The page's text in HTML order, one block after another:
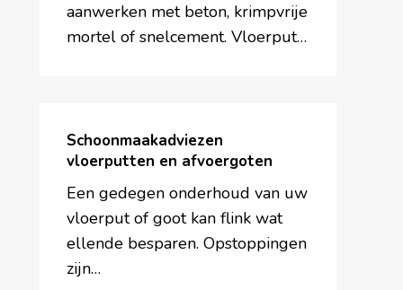
aanwerken met beton, krimpvrije
mortel of snelcement. Vloerput…
vloerputten
afvoergoten
Schoonmaakadviezen
vloerputten en afvoergoten
Een gedegen onderhoud van uw
vloerput of goot kan flink wat
ellende besparen. Opstoppingen
zijn…